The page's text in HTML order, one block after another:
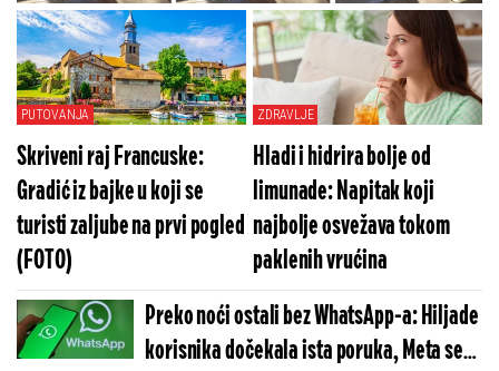
ostali u šoku (VIDEO)
PUTOVANJA
Skriveni raj Francuske:
Gradić iz bajke u koji se
turisti zaljube na prvi pogled
(FOTO)
ZDRAVLJE
Hladi i hidrira bolje od
limunade: Napitak koji
najbolje osvežava tokom
paklenih vrućina
Preko noći ostali bez WhatsApp-a: Hiljade
korisnika dočekala ista poruka, Meta se